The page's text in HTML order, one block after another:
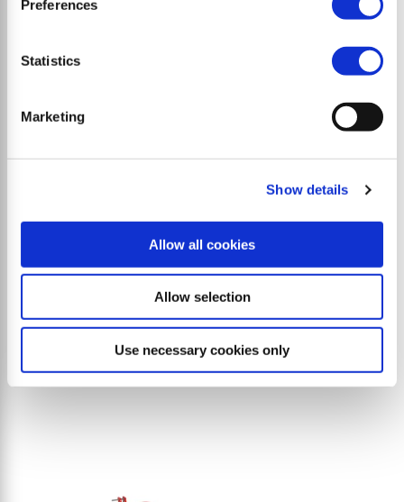
Preferences
Statistics
Marketing
Show details
Allow all cookies
Allow selection
Use necessary cookies only
S9 multipla
trituradoras alcanza una anchura de trabajo de hasta
8 metros.